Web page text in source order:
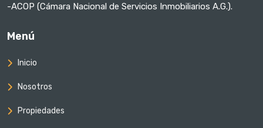
-ACOP (Cámara Nacional de Servicios Inmobiliarios A.G.).
Menú
Inicio
Nosotros
Propiedades